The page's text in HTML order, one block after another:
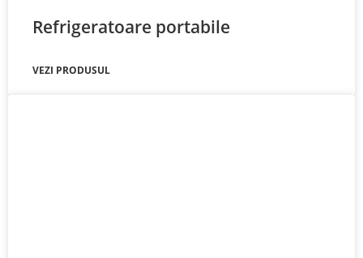
Refrigeratoare portabile
VEZI PRODUSUL